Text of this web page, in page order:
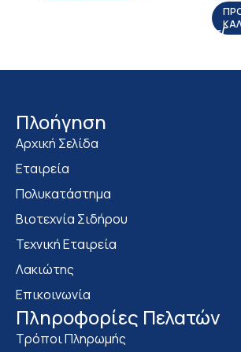
Πλοήγηση
Αρχική Σελίδα
Εταιρεία
Πολυκατάστημα
Bιοτεχνία Σιδήρου
Τεχνική Εταιρεία
Λακιώτης
Επικοινωνία
Πληροφορίες Πελατών
Τρόποι Πληρωμής